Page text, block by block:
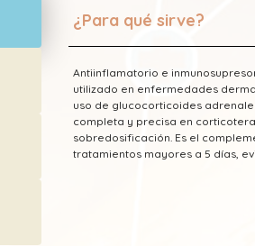
¿Para qué sirve?
Antiinflamatorio e
utilizado en enfermedades
uso de glucocorticoides
completa y precisa en
sobredosificación. Es el
tratamientos mayores a 5 días,